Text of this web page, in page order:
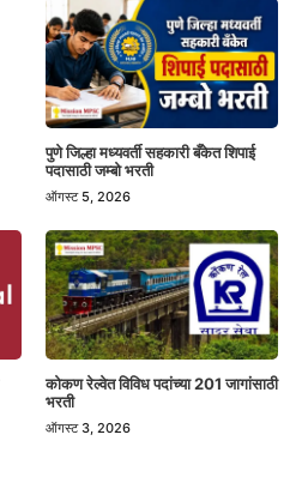
पुणे जिल्हा मध्यवर्ती सहकारी बँकेत शिपाई
पदासाठी जम्बो भरती
ऑगस्ट 5, 2026
कोकण रेल्वेत विविध पदांच्या 201 जागांसाठी
भरती
ऑगस्ट 3, 2026